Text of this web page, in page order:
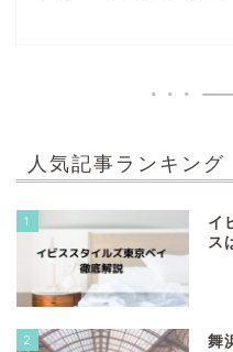
人気記事ランキング
1
イ
ス
2
舞